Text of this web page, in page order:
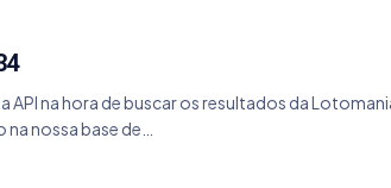
na hora de buscar os resultados da
nossa base de…